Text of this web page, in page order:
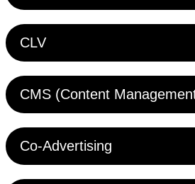
CLV
CMS (Content
Co-Advertising